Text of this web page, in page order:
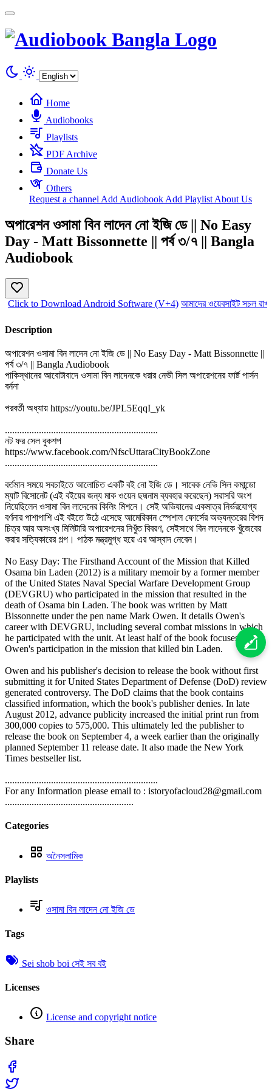
Home
Audiobooks
Playlists
PDF Archive
Donate Us
Others
Request a channel Add Audiobook Add Playlist About Us
অপারেশন ওসামা বিন লাদেন নো ইজি ডে || No Easy
Day - Matt Bissonnette || পর্ব ৩/৭ || Bangla
Audiobook
Click to Download Android Software (V+4) আমাদের ওয়েবসাইট সচল
Description
অপারেশন ওসামা বিন লাদেন নো ইজি ডে || No Easy Day - Matt Bissonnette ||
পর্ব ৩/৭ || Bangla Audiobook
পাকিস্থানের আবোটাবাদে ওসামা বিন লাদেনকে ধরার নেভী সিল অপারেশনের ফার্ষ্ট পার্সন
বর্ননা
পরবর্তী অধ্যায় https://youtu.be/JPL5EqqI_yk
...............................................................
নট ফর সেল বুকশপ
https://www.facebook.com/NfscUttaraCityBookZone
...............................................................
বর্তমান সময়ে সবচাইতে আলোচিত একটি বই নো ইজি ডে। সাবেক নেভি সিল কমান্ডো
ম্যাট বিসোনেট (এই বইয়ের জন্য মাক ওয়েন ছদ্মনাম ব্যবহার করেছেন) সরাসরি অংশ
নিয়েছিলেন ওসামা বিন লাদেনের কিলিং মিশনে। সেই অভিযানের একমাত্র নির্ভরযোগ্য
বর্ণনার পাশাপাশি এই বইতে উঠে এসেছে আমেরিকান স্পেশাল ফোর্সের অভ্যন্তরের বিশদ
চিত্র আর অসংখ্য মিলিটারি অপারেশনের নিখুঁত বিবরণ, সেইসাথে বিন লাদেনকে খুঁজেবের
করার সত্যিকারের গল্প। পাঠক মন্ত্রমুগ্ধ হয়ে এর আস্বাদ নেবেন।
No Easy Day: The Firsthand Account of the Mission that Killed
Osama bin Laden (2012) is a military memoir by a former member
of the United States Naval Special Warfare Development Group
(DEVGRU) who participated in the mission that resulted in the
death of Osama bin Laden. The book was written by Matt
Bissonnette under the pen name Mark Owen. It details Owen's
career with DEVGRU, including several combat missions in which
he participated with the unit. At least half of the book focuses on
Owen's participation in the mission that killed bin Laden.
Owen and his publisher's decision to release the book without first
submitting it for United States Department of Defense (DoD) review
generated controversy. The DoD claims that the book contains
classified information, which the book's publisher denies. In late
August 2012, advance publicity increased the initial print run from
300,000 copies to 575,000. This ultimately led the publisher to
release the book on September 4, a week earlier than the originally
planned September 11 release date. It also made the New York
Times bestseller list.
...............................................................
For any Information please email to : istoryofacloud28@gmail.com
.....................................................
Categories
অনৈসলামিক
Playlists
ওসামা বিন লাদেন নো ইজি ডে
Tags
Sei shob boi সেই সব বই
Licenses
License and copyright notice
Share